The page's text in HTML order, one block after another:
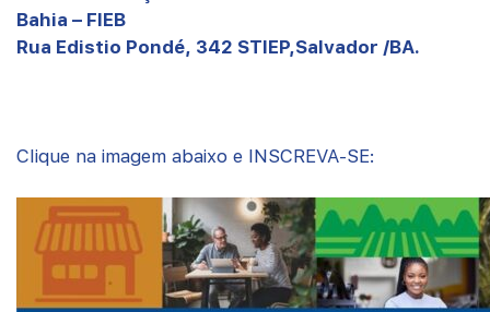
Bahia – FIEB
Rua Edistio Pondé, 342 STIEP,Salvador /BA.
Clique na imagem abaixo e INSCREVA-SE: